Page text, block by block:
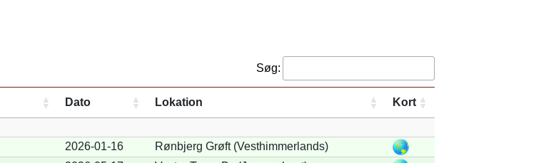
Søg:
Dato Lokation Kort
2026-01-16
Rønbjerg Grøft (Vesthimmerlands)